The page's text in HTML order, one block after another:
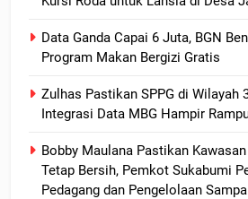
Data Ganda Capai 6 Juta, BGN
Program Makan Bergizi Gratis
Zulhas Pastikan SPPG di Wilayah
Integrasi Data MBG Hampir
Bobby Maulana Pastikan
Tetap Bersih, Pemkot Sukabumi
Pedagang dan Pengelolaan